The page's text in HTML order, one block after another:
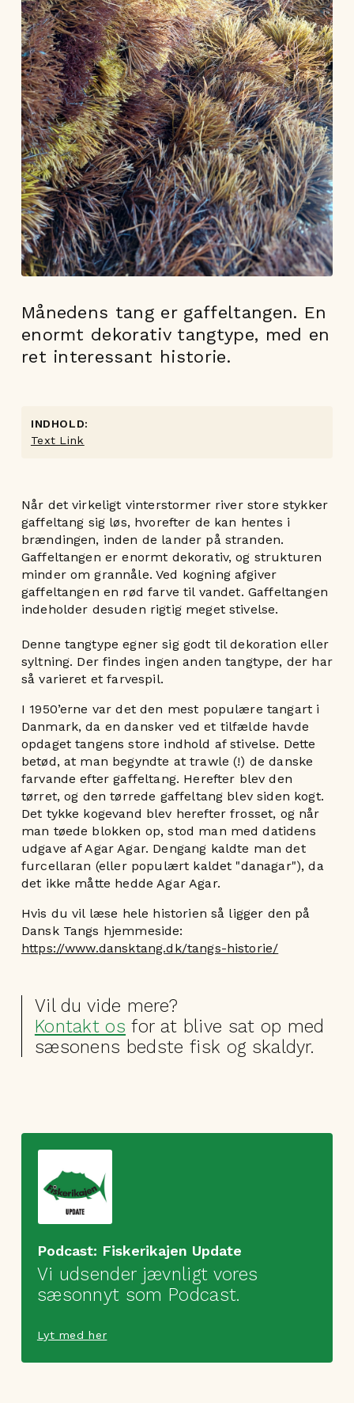
Månedens tang er gaffeltangen. En
enormt dekorativ tangtype, med en
ret interessant historie.
INDHOLD:
Text Link
Når det virkeligt vinterstormer river store stykker
gaffeltang sig løs, hvorefter de kan hentes i
brændingen, inden de lander på stranden.
Gaffeltangen er enormt dekorativ, og strukturen
minder om grannåle. Ved kogning afgiver
gaffeltangen en rød farve til vandet. Gaffeltangen
indeholder desuden rigtig meget stivelse.
Denne tangtype egner sig godt til dekoration eller
syltning. Der findes ingen anden tangtype, der har
så varieret et farvespil.
I 1950’erne var det den mest populære tangart i
Danmark, da en dansker ved et tilfælde havde
opdaget tangens store indhold af stivelse. Dette
betød, at man begyndte at trawle (!) de danske
farvande efter gaffeltang. Herefter blev den
tørret, og den tørrede gaffeltang blev siden kogt.
Det tykke kogevand blev herefter frosset, og når
man tøede blokken op, stod man med datidens
udgave af Agar Agar. Dengang kaldte man det
furcellaran (eller populært kaldet "danagar"), da
det ikke måtte hedde Agar Agar.
Hvis du vil læse hele historien så ligger den på
Dansk Tangs hjemmeside:
https://www.dansktang.dk/tangs-historie/
Vil du vide mere?
Kontakt os for at blive sat op med
sæsonens bedste fisk og skaldyr.
Podcast: Fiskerikajen Update
Vi udsender jævnligt vores
sæsonnyt som Podcast.
Lyt med her